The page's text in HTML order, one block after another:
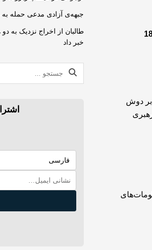
امروز (پنج‌شنبه، 18
بر دوش
جبهه‌ی آزادی مدعی حمله به
طالبان از اخراج نزدیک به
خبر داد